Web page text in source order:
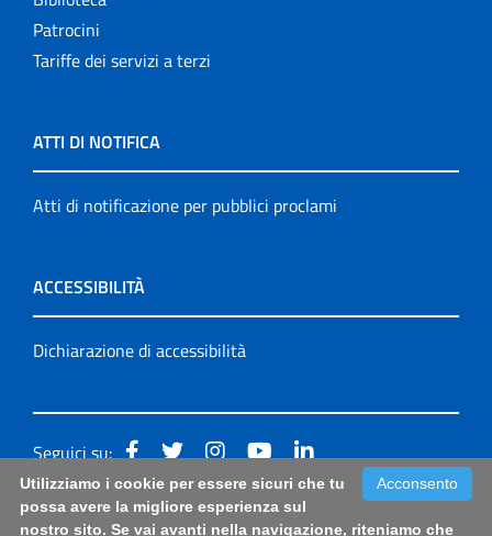
Patrocini
Tariffe dei servizi a terzi
ATTI DI NOTIFICA
Atti di notificazione per pubblici proclami
ACCESSIBILITÀ
Dichiarazione di accessibilità
Seguici su:
Accessibilità: form di segnalazione di prima istanza per
Acconsento
Utilizziamo i cookie per essere sicuri che tu
possa avere la migliore esperienza sul
nostro sito. Se vai avanti nella navigazione, riteniamo che